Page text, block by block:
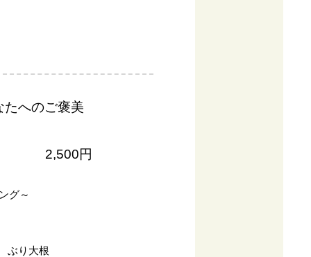
たへのご褒美
2,500円
グ～
ぶり大根